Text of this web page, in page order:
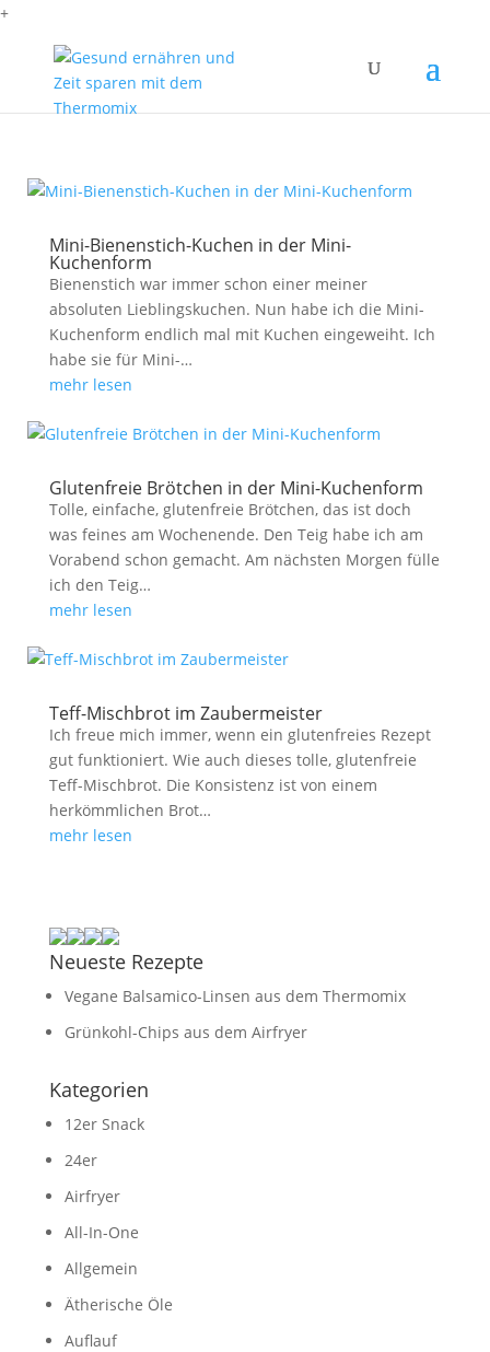
+
Mini-Bienenstich-Kuchen in der Mini-
Kuchenform
Bienenstich war immer schon einer meiner
absoluten Lieblingskuchen. Nun habe ich die Mini-
Kuchenform endlich mal mit Kuchen eingeweiht. Ich
habe sie für Mini-…
mehr lesen
Glutenfreie Brötchen in der Mini-Kuchenform
Tolle, einfache, glutenfreie Brötchen, das ist doch
was feines am Wochenende. Den Teig habe ich am
Vorabend schon gemacht. Am nächsten Morgen fülle
ich den Teig…
mehr lesen
Teff-Mischbrot im Zaubermeister
Ich freue mich immer, wenn ein glutenfreies Rezept
gut funktioniert. Wie auch dieses tolle, glutenfreie
Teff-Mischbrot. Die Konsistenz ist von einem
herkömmlichen Brot…
mehr lesen
Neueste Rezepte
Vegane Balsamico-Linsen aus dem Thermomix
Grünkohl-Chips aus dem Airfryer
Kategorien
12er Snack
24er
Airfryer
All-In-One
Allgemein
Ätherische Öle
Auflauf